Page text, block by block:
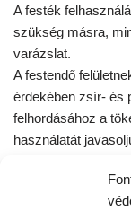
A festék
szükség másra,
varázslat.
A festendő
érdekében zsír- és
felhordásához a
használatát
hagyva. A